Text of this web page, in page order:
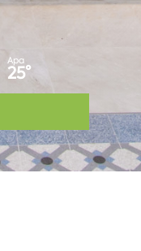
Apa
25°